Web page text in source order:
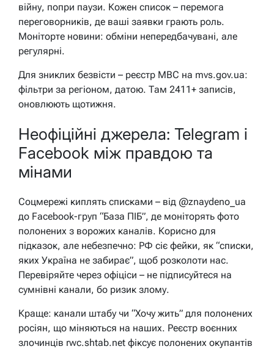
війну, попри паузи. Кожен список – перемога
переговорників, де ваші заявки грають роль.
Моніторте новини: обміни непередбачувані, але
регулярні.
Для зниклих безвісти – реєстр МВС на mvs.gov.ua:
фільтри за регіоном, датою. Там 2411+ записів,
оновлюють щотижня.
Неофіційні джерела: Telegram і
Facebook між правдою та
мінами
Соцмережі киплять списками – від @znaydeno_ua
до Facebook-груп “База ПІБ”, де моніторять фото
полонених з ворожих каналів. Корисно для
підказок, але небезпечно: РФ сіє фейки, як “списки,
яких Україна не забирає”, щоб розколоти нас.
Перевіряйте через офіціси – не підписуйтеся на
сумнівні канали, бо ризик злому.
Краще: канали штабу чи “Хочу жить” для полонених
росіян, що міняються на наших. Реєстр воєнних
злочинців rwc.shtab.net фіксує полонених окупантів